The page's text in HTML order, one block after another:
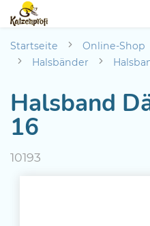
Startseite Online-Shop
Halsbänder
Halsband
16
10193